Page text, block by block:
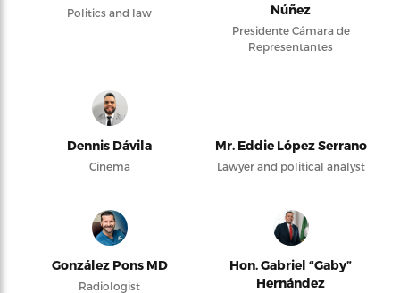
Politics and law Núñez
Presidente Cámara de
Representantes
Dennis Dávila
Cinema
Mr. Eddie López Serrano
Lawyer and political analyst
González Pons MD
Radiologist
Hon. Gabriel “Gaby”
Hernández